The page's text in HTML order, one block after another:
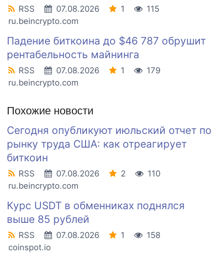
RSS 07.08.2026 1
115
ru.beincrypto.com
Падение биткоина до $46 787 обрушит
рентабельность майнинга
RSS 07.08.2026 1
179
ru.beincrypto.com
Похожие новости
Сегодня опубликуют июльский отчет по
рынку труда США: как отреагирует
биткоин
RSS 07.08.2026 2
110
ru.beincrypto.com
Курс USDT в обменниках поднялся
выше 85 рублей
RSS 07.08.2026 1
158
coinspot.io